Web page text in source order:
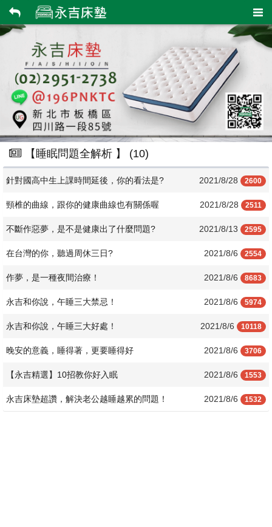
【睡眠問題全解析 】 (10)
針對國高中生上課時間延後，你的看法是? 2021/8/28 2600
頸椎的曲線，跟你的健康曲線也有關係喔 2021/8/28 2511
不斷作惡夢，是不是健康出了什麼問題? 2021/8/13 2595
在台灣的你，聽過周休三日? 2021/8/6 2554
作夢，是一種夜間治療！ 2021/8/6 8683
永吉和你說，午睡三大禁忌！ 2021/8/6 5974
永吉和你說，午睡三大好處！ 2021/8/6 10118
晚安的意義，睡得著，更要睡得好 2021/8/6 3706
【永吉精選】10招教你好入眠 2021/8/6 1553
永吉床墊超讚，解決老公越睡越累的問題！ 2021/8/6 1532